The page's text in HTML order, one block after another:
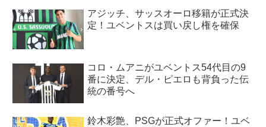
アジッチ、サッスオーロ移籍が正式決
定！ユベントスは買い戻し権を確保
コロ・ムアニがユベントス54代目の9
番に決定、デル・ピエロも背負った伝
統の番号へ
鈴木彩艶、PSGが正式オファー！ユベ